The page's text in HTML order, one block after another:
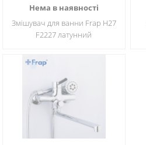
Нема в наявності
Змішувач для ванни Frap H27
F2227 латунний